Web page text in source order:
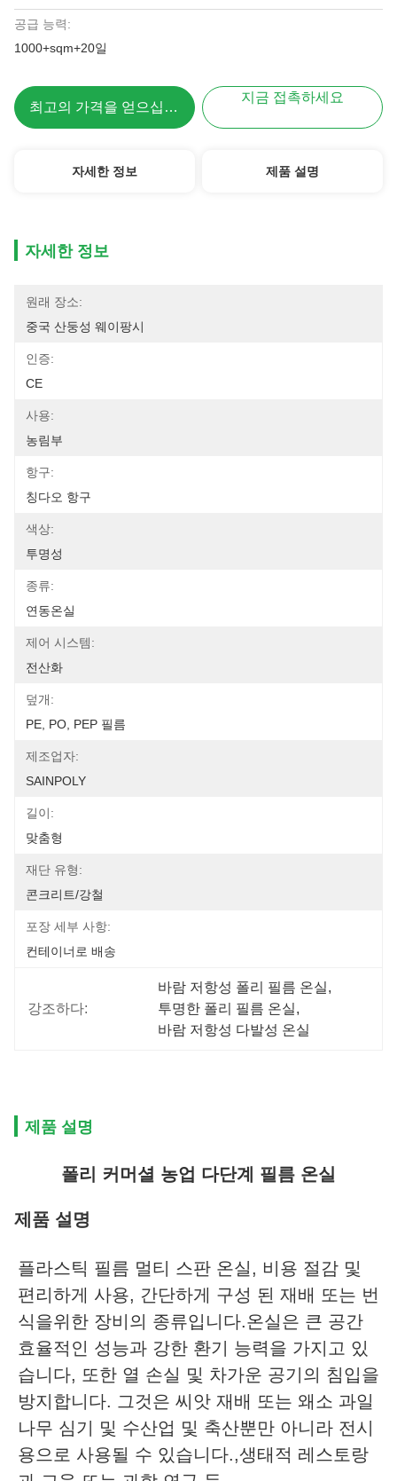
공급 능력:
1000+sqm+20일
최고의 가격을 얻으십시오
지금 접촉하세요
자세한 정보 제품 설명
자세한 정보
원래 장소:
중국 산둥성 웨이팡시
인증:
CE
사용:
농림부
항구:
칭다오 항구
색상:
투명성
종류:
연동온실
제어 시스템:
전산화
덮개:
PE, PO, PEP 필름
제조업자:
SAINPOLY
길이:
맞춤형
재단 유형:
콘크리트/강철
포장 세부 사항:
컨테이너로 배송
강조하다:
바람 저항성 폴리 필름 온실,
투명한 폴리 필름 온실,
바람 저항성 다발성 온실
제품 설명
폴리 커머셜 농업 다단계 필름 온실
제품 설명
플라스틱 필름 멀티 스판 온실, 비용 절감 및
편리하게 사용, 간단하게 구성 된 재배 또는 번
식을위한 장비의 종류입니다.온실은 큰 공간
효율적인 성능과 강한 환기 능력을 가지고 있
습니다, 또한 열 손실 및 차가운 공기의 침입을
방지합니다. 그것은 씨앗 재배 또는 왜소 과일
나무 심기 및 수산업 및 축산뿐만 아니라 전시
용으로 사용될 수 있습니다.,생태적 레스토랑